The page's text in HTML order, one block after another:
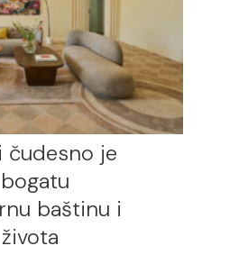
čudesno je
baštinu i